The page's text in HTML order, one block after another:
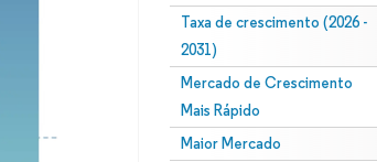
Taxa de crescimento (2026 -
2031)
Mercado de Crescimento
Mais Rápido
Maior Mercado
Intelligence. O reuso requer atribuição conforme CC BY 4.0.